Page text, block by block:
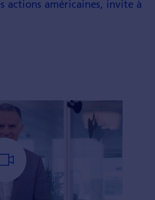
actions américaines, invite à